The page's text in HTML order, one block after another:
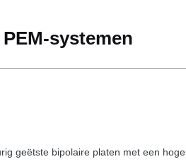
systemen
geëtste bipolaire platen met een hoge